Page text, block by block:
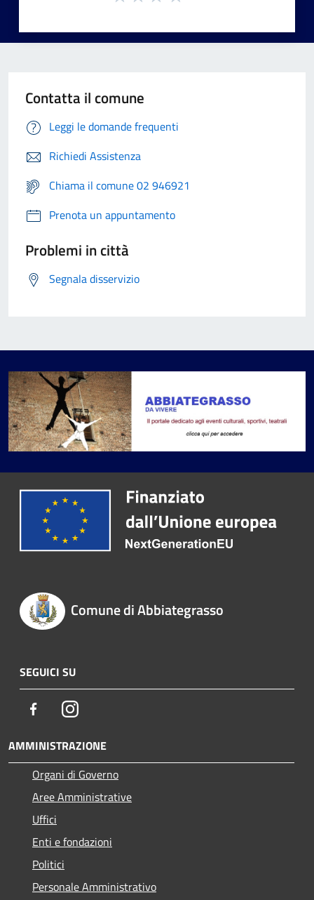
Contatta il comune
Leggi le domande frequenti
Richiedi Assistenza
Chiama il comune 02 946921
Prenota un appuntamento
Problemi in città
Segnala disservizio
Comune di Abbiategrasso
SEGUICI SU
FacebookInstagram
AMMINISTRAZIONE
Organi di Governo
Aree Amministrative
Uffici
Enti e fondazioni
Politici
Personale Amministrativo